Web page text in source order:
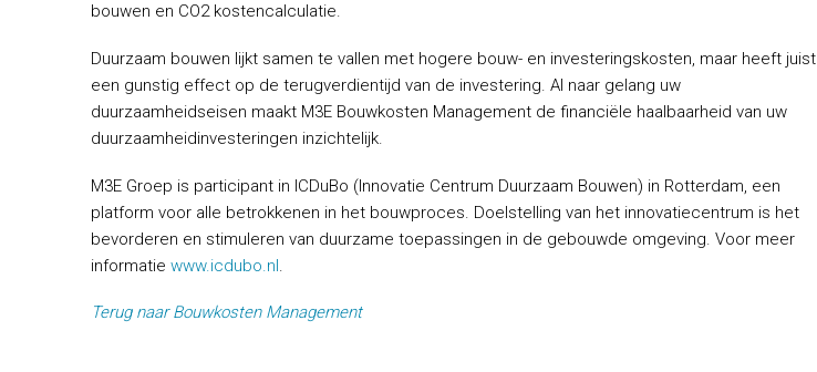
bouwen en CO2 kostencalculatie.
Duurzaam bouwen lijkt samen te vallen met hogere bouw- en investeringskosten, maar heeft juist
een gunstig effect op de terugverdientijd van de investering. Al naar gelang uw
duurzaamheidseisen maakt M3E Bouwkosten Management de financiële haalbaarheid van uw
duurzaamheidinvesteringen inzichtelijk.
M3E Groep is participant in ICDuBo (Innovatie Centrum Duurzaam Bouwen) in Rotterdam, een
platform voor alle betrokkenen in het bouwproces. Doelstelling van het innovatiecentrum is het
bevorderen en stimuleren van duurzame toepassingen in de gebouwde omgeving. Voor meer
informatie www.icdubo.nl.
Terug naar Bouwkosten Management